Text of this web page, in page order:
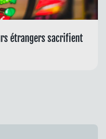
étrangers sacrifient